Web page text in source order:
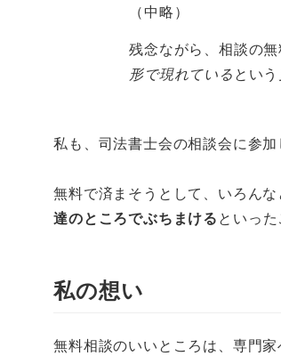
（中略）
残念ながら、相談の無
形で現れているとい
私も、司法書士会の相談会に参
無料で済まそうとして、いろんな
達のところでぶちまけるといっ
私の想い
無料相談のいいところは、専門